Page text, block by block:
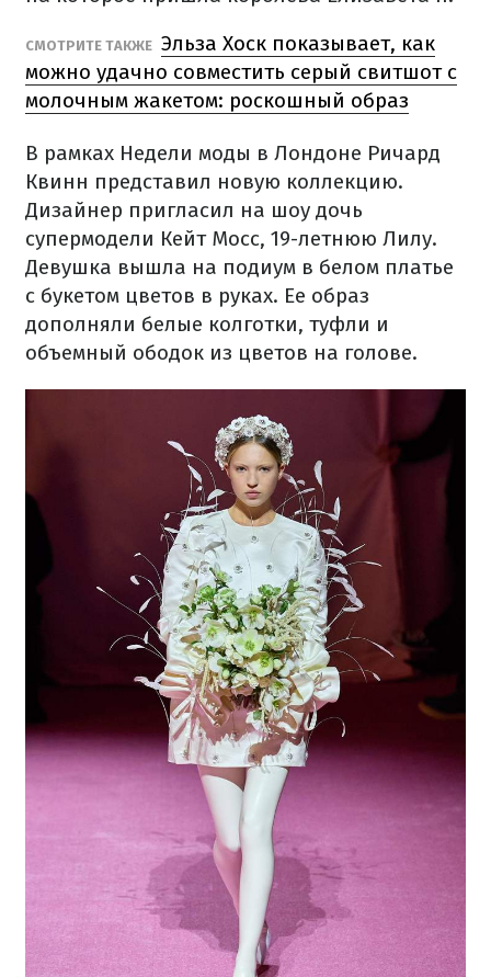
СМОТРИТЕ ТАКЖЕ Эльза Хоск показывает, как
можно удачно совместить серый свитшот с
молочным жакетом: роскошный образ
В рамках Недели моды в Лондоне Ричард
Квинн представил новую коллекцию.
Дизайнер пригласил на шоу дочь
супермодели Кейт Мосс, 19-летнюю Лилу.
Девушка вышла на подиум в белом платье
с букетом цветов в руках. Ее образ
дополняли белые колготки, туфли и
объемный ободок из цветов на голове.